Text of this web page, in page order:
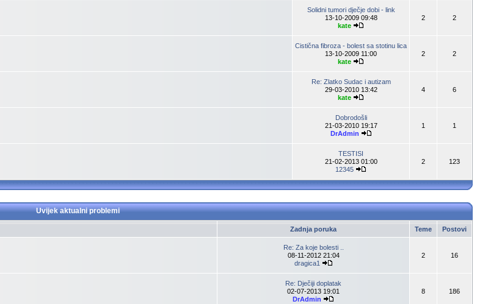
Solidni tumori dječje dobi - link
13-10-2009 09:48
kate
2 2
Cistična fibroza - bolest sa stotinu lica
13-10-2009 11:00
kate
2 2
Re: Zlatko Sudac i autizam
29-03-2010 13:42
kate
4 6
Dobrodošli
21-03-2010 19:17
DrAdmin
1 1
TESTISI
21-02-2013 01:00
12345
2 123
Uvijek aktualni problemi
Zadnja poruka Teme Postovi
Re: Za koje bolesti ..
08-11-2012 21:04
dragica1
2 16
Re: Dječiji doplatak
02-07-2013 19:01
DrAdmin
8 186